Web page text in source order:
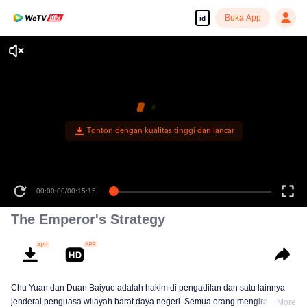
id Buka App
Tonton dengan kualitas tinggi dan lancar
00:00:00/00:15:15
The Emperor's Strategy
Chu Yuan dan Duan Baiyue adalah hakim di pengadilan dan satu lainnya
jenderal penguasa wilayah barat daya negeri. Semua orang mengira
More